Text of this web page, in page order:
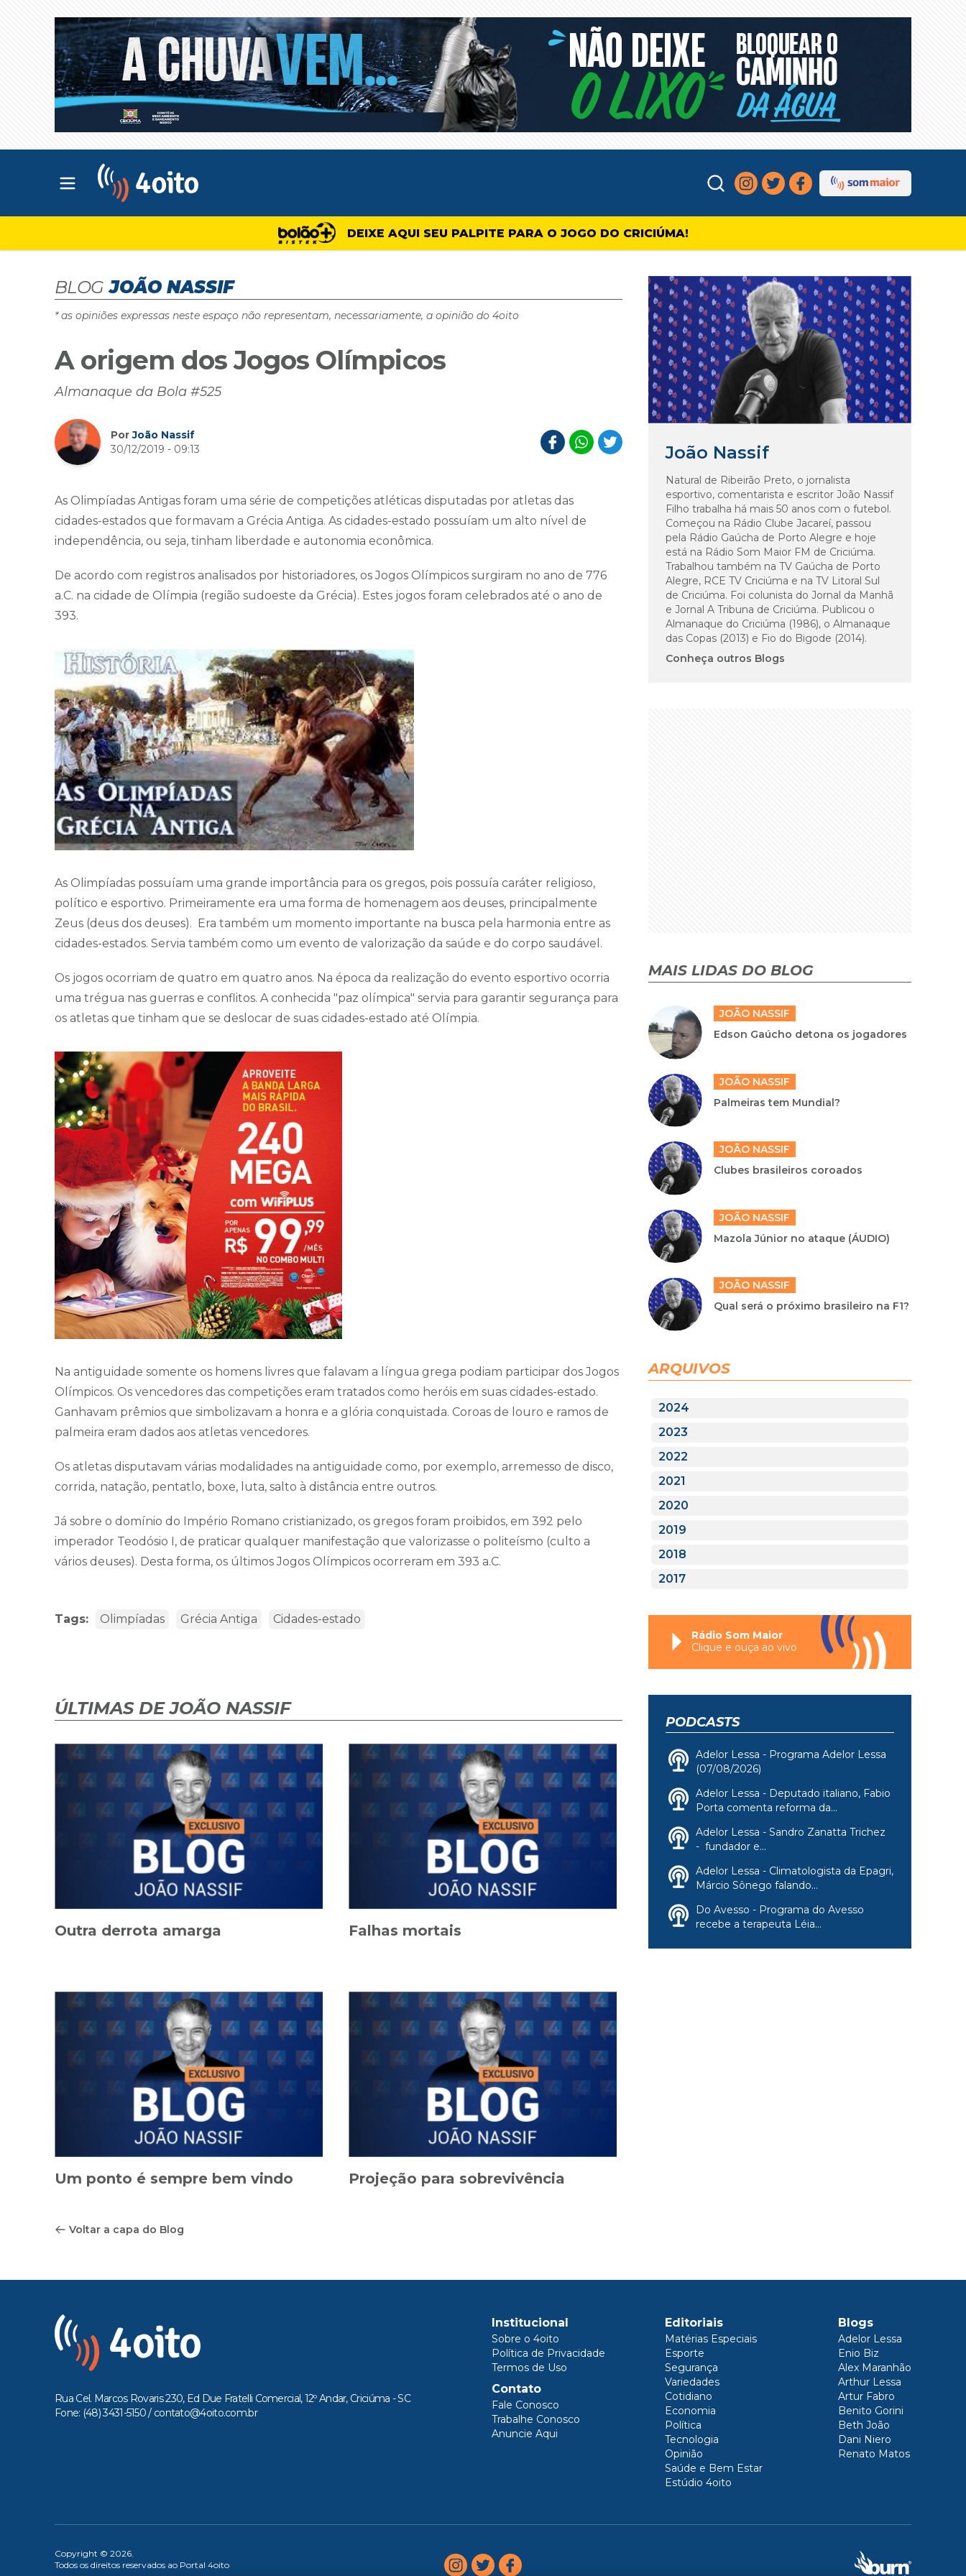
Abrir menu principal
DEIXE AQUI SEU PALPITE PARA O JOGO DO CRICIÚMA!
BLOG JOÃO NASSIF
* as opiniões expressas neste espaço não representam, necessariamente, a opinião do 4oito
A origem dos Jogos Olímpicos
Almanaque da Bola #525
PorJoão Nassif
30/12/2019 - 09:13
As Olimpíadas Antigas foram uma série de competições atléticas disputadas por atletas das
cidades-estados que formavam a Grécia Antiga. As cidades-estado possuíam um alto nível de
independência, ou seja, tinham liberdade e autonomia econômica.
De acordo com registros analisados por historiadores, os Jogos Olímpicos surgiram no ano de 776
a.C. na cidade de Olímpia (região sudoeste da Grécia). Estes jogos foram celebrados até o ano de
393.
As Olimpíadas possuíam uma grande importância para os gregos, pois possuía caráter religioso,
político e esportivo. Primeiramente era uma forma de homenagem aos deuses, principalmente
Zeus (deus dos deuses). Era também um momento importante na busca pela harmonia entre as
cidades-estados. Servia também como um evento de valorização da saúde e do corpo saudável.
Os jogos ocorriam de quatro em quatro anos. Na época da realização do evento esportivo ocorria
uma trégua nas guerras e conflitos. A conhecida "paz olímpica" servia para garantir segurança para
os atletas que tinham que se deslocar de suas cidades-estado até Olímpia.
Na antiguidade somente os homens livres que falavam a língua grega podiam participar dos Jogos
Olímpicos. Os vencedores das competições eram tratados como heróis em suas cidades-estado.
Ganhavam prêmios que simbolizavam a honra e a glória conquistada. Coroas de louro e ramos de
palmeira eram dados aos atletas vencedores.
Os atletas disputavam várias modalidades na antiguidade como, por exemplo, arremesso de disco,
corrida, natação, pentatlo, boxe, luta, salto à distância entre outros.
Já sobre o domínio do Império Romano cristianizado, os gregos foram proibidos, em 392 pelo
imperador Teodósio I, de praticar qualquer manifestação que valorizasse o politeísmo (culto a
vários deuses). Desta forma, os últimos Jogos Olímpicos ocorreram em 393 a.C.
Tags: Olimpíadas Grécia Antiga Cidades-estado
ÚLTIMAS DE JOÃO NASSIF
Outra derrota amarga Falhas mortais
Um ponto é sempre bem vindo Projeção para sobrevivência
Voltar a capa do Blog
João Nassif
Natural de Ribeirão Preto, o jornalista
esportivo, comentarista e escritor João Nassif
Filho trabalha há mais 50 anos com o futebol.
Começou na Rádio Clube Jacareí, passou
pela Rádio Gaúcha de Porto Alegre e hoje
está na Rádio Som Maior FM de Criciúma.
Trabalhou também na TV Gaúcha de Porto
Alegre, RCE TV Criciúma e na TV Litoral Sul
de Criciúma. Foi colunista do Jornal da Manhã
e Jornal A Tribuna de Criciúma. Publicou o
Almanaque do Criciúma (1986), o Almanaque
das Copas (2013) e Fio do Bigode (2014).
Conheça outros Blogs
MAIS LIDAS DO BLOG
JOÃO NASSIF
Edson Gaúcho detona os jogadores
JOÃO NASSIF
Palmeiras tem Mundial?
JOÃO NASSIF
Clubes brasileiros coroados
JOÃO NASSIF
Mazola Júnior no ataque (ÁUDIO)
JOÃO NASSIF
Qual será o próximo brasileiro na F1?
ARQUIVOS
2024
2023
2022
2021
2020
2019
2018
2017
Rádio Som Maior
Clique e ouça ao vivo
PODCASTS
Adelor Lessa - Programa Adelor Lessa
(07/08/2026)
Adelor Lessa - Deputado italiano, Fabio
Porta comenta reforma da...
Adelor Lessa - Sandro Zanatta Trichez
- fundador e...
Adelor Lessa - Climatologista da Epagri,
Márcio Sônego falando...
Do Avesso - Programa do Avesso
recebe a terapeuta Léia...
Rua Cel. Marcos Rovaris 230, Ed Due Fratelli Comercial, 12º Andar, Criciúma - SC
Fone: (48) 3431-5150 / contato@4oito.com.br
Institucional
Sobre o 4oito
Política de Privacidade
Termos de Uso
Contato
Fale Conosco
Trabalhe Conosco
Anuncie Aqui
Editoriais
Matérias Especiais
Esporte
Segurança
Variedades
Cotidiano
Economia
Política
Tecnologia
Opinião
Saúde e Bem Estar
Estúdio 4oito
Blogs
Adelor Lessa
Enio Biz
Alex Maranhão
Arthur Lessa
Artur Fabro
Benito Gorini
Beth João
Dani Niero
Renato Matos
Copyright © 2026.
Todos os direitos reservados ao Portal 4oito